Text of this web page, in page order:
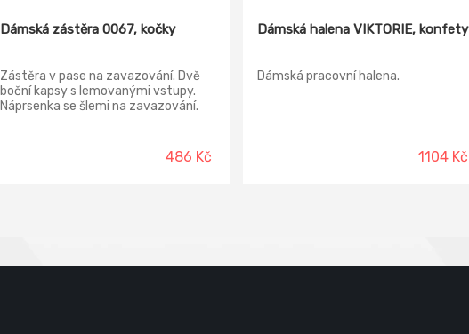
Dámská zástěra 0067, kočky
Zástěra v pase na zavazování. Dvě
boční kapsy s lemovanými vstupy.
Náprsenka se šlemi na zavazování.
486 Kč
Dámská halena VIKTORIE, konfety
Dámská pracovní halena.
1104 Kč